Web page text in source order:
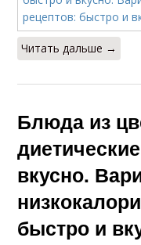
Читать дальше →
Блюда из
вкусно.
быстро и